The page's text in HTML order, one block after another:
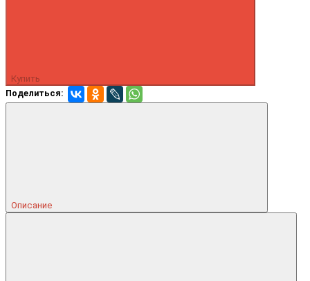
Купить
Поделиться:
Описание